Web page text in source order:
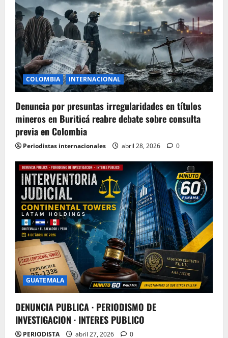
COLOMBIA INTERNACIONAL
Denuncia por presuntas irregularidades en títulos
mineros en Buriticá reabre debate sobre consulta
previa en Colombia
Periodistas internacionales abril 28, 2026 0
GUATEMALA
DENUNCIA PUBLICA · PERIODISMO DE
INVESTIGACION · INTERES PUBLICO
PERIODISTA abril 27, 2026 0